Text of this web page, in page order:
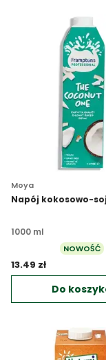
Moya
Napój kokosowo-
1000 ml
NOWOŚĆ
13.49 zł
Do